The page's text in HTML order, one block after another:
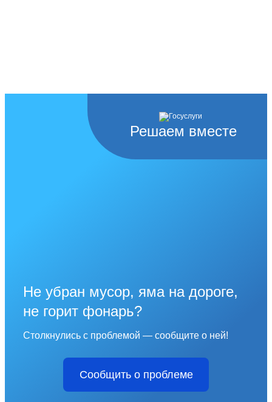
Решаем вместе
Не убран мусор, яма на дороге,
не горит фонарь?
Столкнулись с проблемой — сообщите о ней!
Сообщить о проблеме